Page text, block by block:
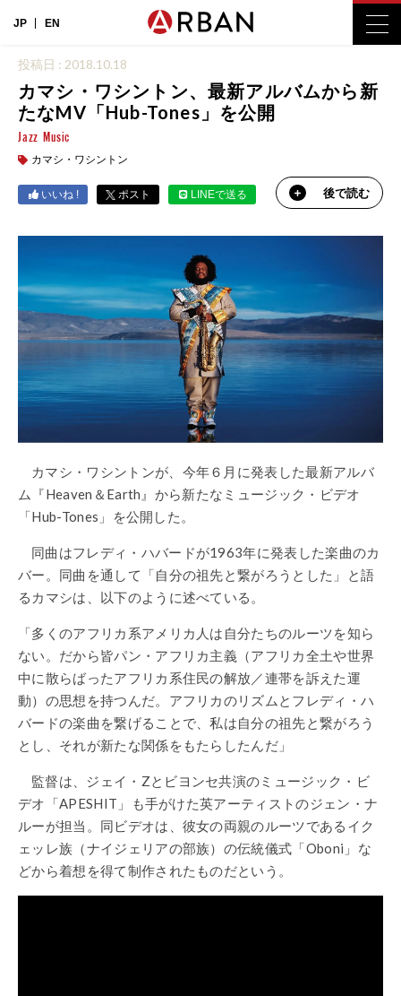
JP EN
投稿日 : 2018.10.18
カマシ・ワシントン、最新アルバムから新
たなMV「Hub-Tones」を公開
Jazz Music
カマシ・ワシントン
いいね ! ポスト LINEで送る 後で読む
カマシ・ワシントンが、今年６月に発表した最新アルバ
ム『Heaven＆Earth』から新たなミュージック・ビデオ
「Hub-Tones」を公開した。
同曲はフレディ・ハバードが1963年に発表した楽曲のカ
バー。同曲を通して「自分の祖先と繋がろうとした」と語
るカマシは、以下のように述べている。
「多くのアフリカ系アメリカ人は自分たちのルーツを知ら
ない。だから皆パン・アフリカ主義（アフリカ全土や世界
中に散らばったアフリカ系住民の解放／連帯を訴えた運
動）の思想を持つんだ。アフリカのリズムとフレディ・ハ
バードの楽曲を繋げることで、私は自分の祖先と繋がろう
とし、それが新たな関係をもたらしたんだ」
監督は、ジェイ・Zとビヨンセ共演のミュージック・ビ
デオ「APESHIT」も手がけた英アーティストのジェン・ナ
ルーが担当。同ビデオは、彼女の両親のルーツであるイク
ェッレ族（ナイジェリアの部族）の伝統儀式「Oboni」な
どから着想を得て制作されたものだという。